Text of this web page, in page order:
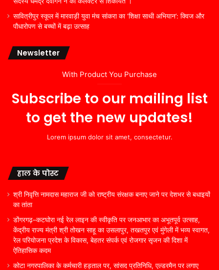
सावित्रीपुर स्कूल में मारवाड़ी युवा मंच सांकरा का ‘शिक्षा साथी अभियान’: क्विज और
पौधारोपण से बच्चों में बढ़ा उत्साह
Newsletter
With Product You Purchase
Subscribe to our mailing list
to get the new updates!
Lorem ipsum dolor sit amet, consectetur.
हाल के पोस्ट
श्री निवृत्ति नामदास महाराज जी को राष्ट्रीय संरक्षक बनाए जाने पर देशभर से बधाइयों
का तांता
डोंगरगढ़–कटघोरा नई रेल लाइन की स्वीकृति पर जनआभार का अभूतपूर्व उत्साह,
केंद्रीय राज्य मंत्री श्री तोखन साहू का उसलापुर, तखतपुर एवं मुंगेली में भव्य स्वागत,
रेल परियोजना प्रदेश के विकास, बेहतर संपर्क एवं रोजगार सृजन की दिशा में
ऐतिहासिक कदम
कोटा नगरपालिका के कर्मचारी हड़ताल पर, सांसद प्रतिनिधि, एल्डरमैन पर लगाए